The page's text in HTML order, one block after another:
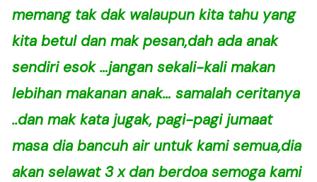
memang tak dak walaupun kita tahu yang
kita betul dan mak pesan,dah ada anak
sendiri esok …jangan sekali-kali makan
lebihan makanan anak… samalah ceritanya
..dan mak kata jugak, pagi-pagi jumaat
masa dia bancuh air untuk kami semua,dia
akan selawat 3 x dan berdoa semoga kami